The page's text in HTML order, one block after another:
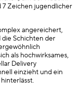
Zeichen jugendlicher
angereichert,
Schichten der
als hochwirksames,
Delivery
einzieht und ein